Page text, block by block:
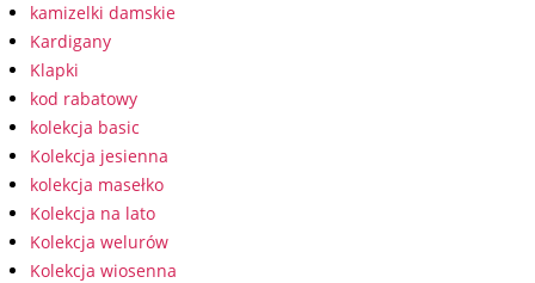
kamizelki damskie
Kardigany
Klapki
kod rabatowy
kolekcja basic
Kolekcja jesienna
kolekcja masełko
Kolekcja na lato
Kolekcja welurów
Kolekcja wiosenna